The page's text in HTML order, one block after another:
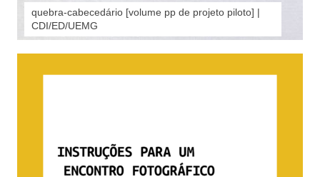
quebra-cabecedário [volume pp de projeto piloto] |
CDI/ED/UEMG